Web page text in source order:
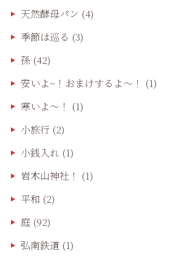
天然酵母パン (4)
季節は巡る (3)
孫(42)
安いよ~！おまけするよ～！ (1)
寒いよ～！ (1)
小旅行 (2)
小銭入れ (1)
岩木山神社！ (1)
平和 (2)
庭(92)
弘南鉄道 (1)